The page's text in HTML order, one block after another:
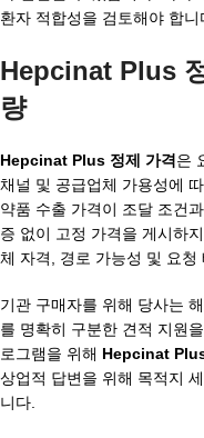
환자 적합성을 검토해야 합니
Hepcinat Plus
량
Hepcinat Plus 정제 가격은
채널 및 공급업체 가용성에
약품 수출 가격이 조달 조건
증 없이 고정 가격을 게시하
체 자격, 경로 가능성 및 요
기관 구매자를 위해 당사는
를 명확히 구분한 견적 지원
로그램을 위해 Hepcinat
상업적 답변을 위해 목적지
니다.